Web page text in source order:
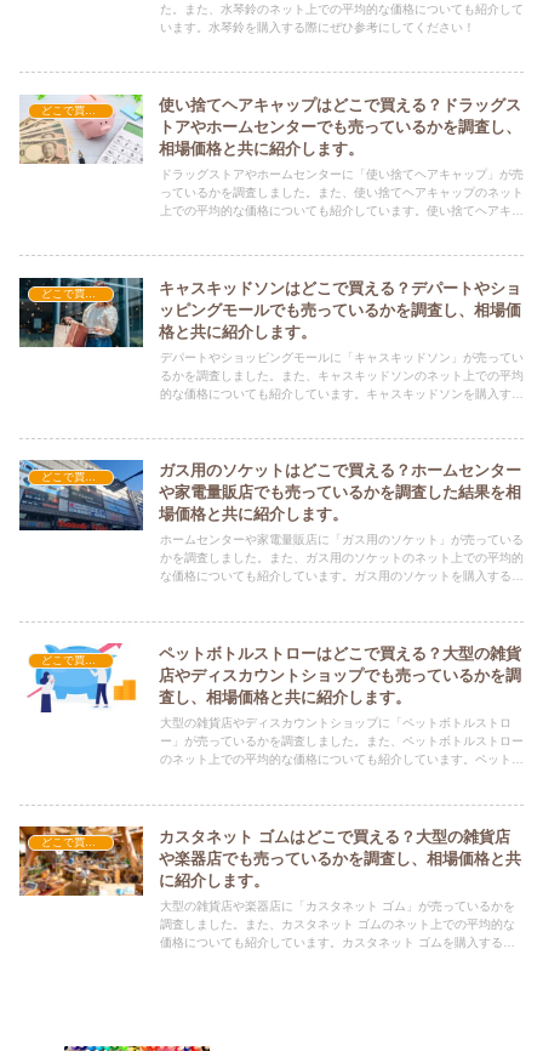
た。また、水琴鈴のネット上での平均的な価格についても紹介して
います。水琴鈴を購入する際にぜひ参考にしてください！
使い捨てヘアキャップはどこで買える？ドラッグス
トアやホームセンターでも売っているかを調査し、
相場価格と共に紹介します。
ドラッグストアやホームセンターに「使い捨てヘアキャップ」が売
っているかを調査しました。また、使い捨てヘアキャップのネット
上での平均的な価格についても紹介しています。使い捨てヘアキャ
キャスキッドソンはどこで買える？デパートやショ
ッピングモールでも売っているかを調査し、相場価
格と共に紹介します。
デパートやショッピングモールに「キャスキッドソン」が売ってい
るかを調査しました。また、キャスキッドソンのネット上での平均
的な価格についても紹介しています。キャスキッドソンを購入する
ガス用のソケットはどこで買える？ホームセンター
や家電量販店でも売っているかを調査した結果を相
場価格と共に紹介します。
ホームセンターや家電量販店に「ガス用のソケット」が売っている
かを調査しました。また、ガス用のソケットのネット上での平均的
な価格についても紹介しています。ガス用のソケットを購入する際
ペットボトルストローはどこで買える？大型の雑貨
店やディスカウントショップでも売っているかを調
査し、相場価格と共に紹介します。
大型の雑貨店やディスカウントショップに「ペットボトルストロ
ー」が売っているかを調査しました。また、ペットボトルストロー
のネット上での平均的な価格についても紹介しています。ペットボ
どこで買える？-雑貨
カスタネット ゴムはどこで買える？大型の雑貨店
や楽器店でも売っているかを調査し、相場価格と共
に紹介します。
大型の雑貨店や楽器店に「カスタネット ゴム」が売っているかを
調査しました。また、カスタネット ゴムのネット上での平均的な
価格についても紹介しています。カスタネット ゴムを購入する際